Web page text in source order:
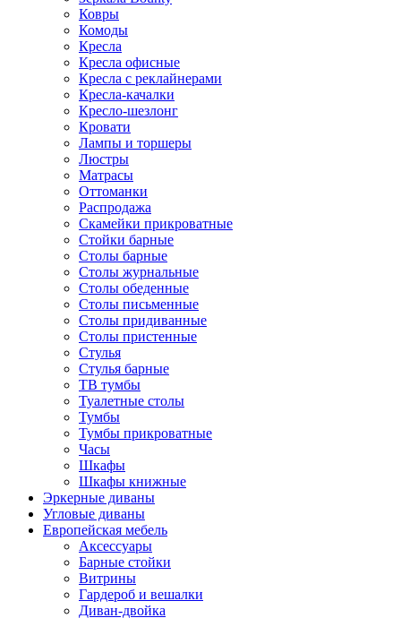
Ковры
Комоды
Кресла
Кресла офисные
Кресла с реклайнерами
Кресла-качалки
Кресло-шезлонг
Кровати
Лампы и торшеры
Люстры
Матрасы
Оттоманки
Распродажа
Скамейки прикроватные
Стойки барные
Столы барные
Столы журнальные
Столы обеденные
Столы письменные
Столы придиванные
Столы пристенные
Стулья
Стулья барные
ТВ тумбы
Туалетные столы
Тумбы
Тумбы прикроватные
Часы
Шкафы
Шкафы книжные
Эркерные диваны
Угловые диваны
Европейская мебель
Аксессуары
Барные стойки
Витрины
Гардероб и вешалки
Диван-двойка